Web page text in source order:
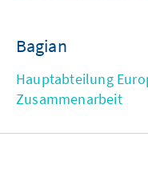
Bagian
Hauptabteilung
Zusammenarbeit